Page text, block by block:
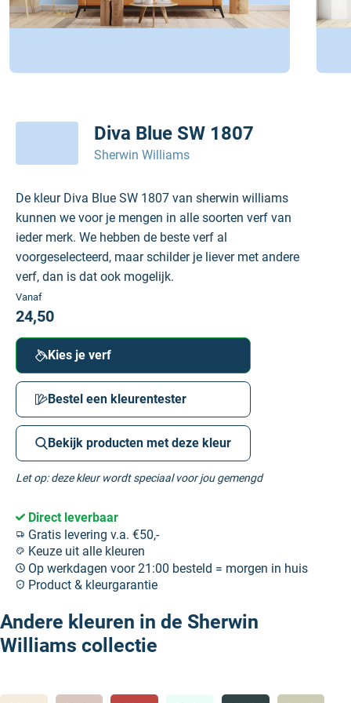
Diva Blue SW 1807
Sherwin Williams
De kleur Diva Blue SW 1807 van sherwin williams
kunnen we voor je mengen in alle soorten verf van
ieder merk. We hebben de beste verf al
voorgeselecteerd, maar schilder je liever met andere
verf, dan is dat ook mogelijk.
Vanaf
24,50
Kies je verf
Bestel een kleurentester
Bekijk producten met deze kleur
Let op: deze kleur wordt speciaal voor jou gemengd
Direct leverbaar
Gratis levering v.a. €50,-
Keuze uit alle kleuren
Op werkdagen voor 21:00 besteld = morgen in huis
Product & kleurgarantie
Andere kleuren in de Sherwin
Williams collectie